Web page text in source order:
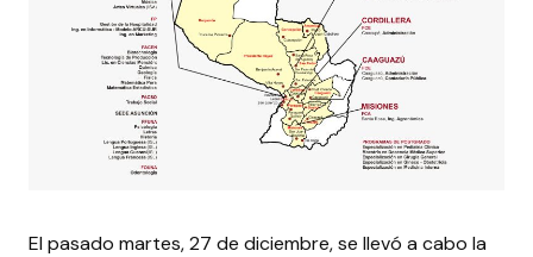
El pasado martes, 27 de diciembre, se llevó a cabo la